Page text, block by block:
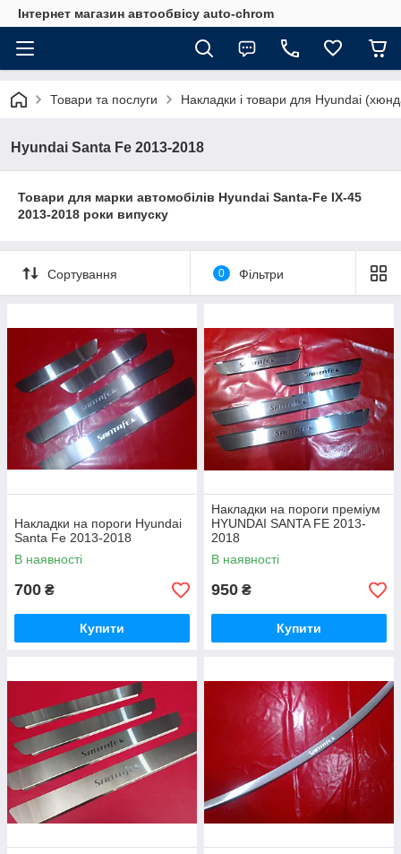
Інтернет магазин автообвісу auto-chrom
Товари та послуги Накладки і товари для Hyundai
Hyundai Santa Fe 2013-2018
Товари для марки автомобілів Hyundai Santa-Fe IX-45
2013-2018 роки випуску
Сортування 0 Фільтри
Накладки на пороги Hyundai
Santa Fe 2013-2018
В наявності
700 ₴
Купити
Накладки на пороги преміум
HYUNDAI SANTA FE 2013-
2018
В наявності
950 ₴
Купити